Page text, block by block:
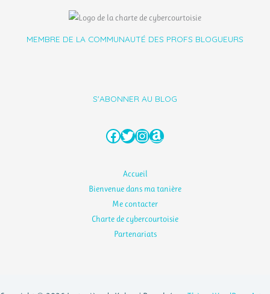
MEMBRE DE LA COMMUNAUTÉ DES PROFS BLOGUEURS
S'ABONNER AU BLOG
Facebook
Twitter
Instagram
Amazon
Accueil
Bienvenue dans ma tanière
Me contacter
Charte de cybercourtoisie
Partenariats